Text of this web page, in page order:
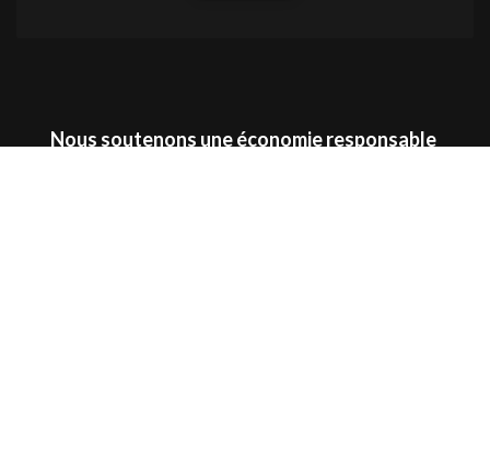
Nous soutenons une économie responsable